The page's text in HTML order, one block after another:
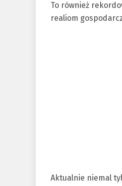
To również
realiom
Aktualnie niemal